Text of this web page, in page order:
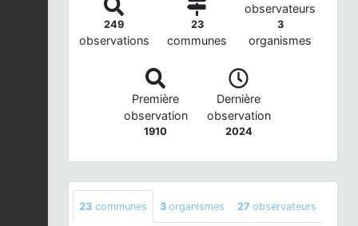
249
observations
23
communes
observateurs
3
organismes
Première
observation
1910
Dernière
observation
2024
23 communes 3 organismes 27 observateurs